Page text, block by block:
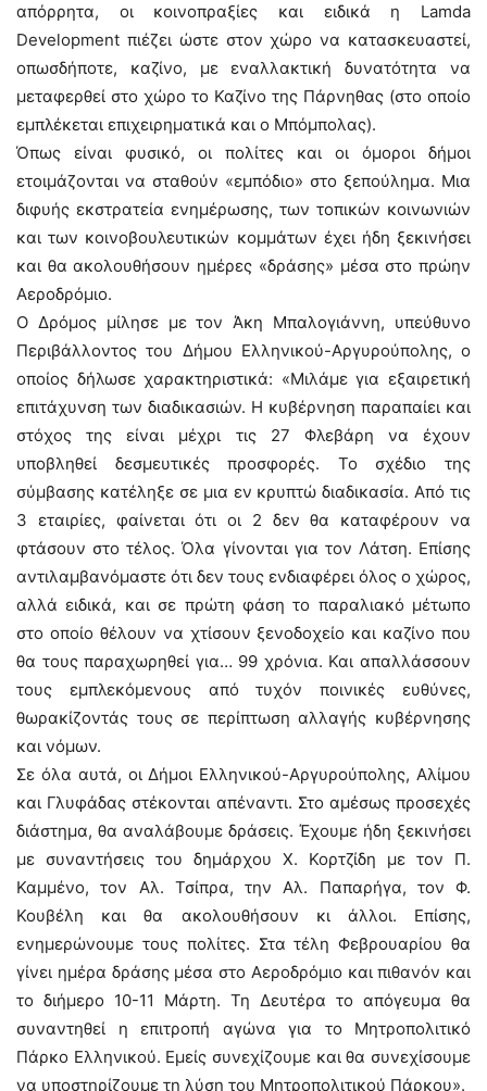
απόρρητα, οι κοινοπραξίες και ειδικά η Lamda
Development πιέζει ώστε στον χώρο να κατασκευαστεί,
οπωσδήποτε, καζίνο, με εναλλακτική δυνατότητα να
μεταφερθεί στο χώρο το Καζίνο της Πάρνηθας (στο οποίο
εμπλέκεται επιχειρηματικά και ο Μπόμπολας).
Όπως είναι φυσικό, οι πολίτες και οι όμοροι δήμοι
ετοιμάζονται να σταθούν «εμπόδιο» στο ξεπούλημα. Μια
διφυής εκστρατεία ενημέρωσης, των τοπικών κοινωνιών
και των κοινοβουλευτικών κομμάτων έχει ήδη ξεκινήσει
και θα ακολουθήσουν ημέρες «δράσης» μέσα στο πρώην
Αεροδρόμιο.
Ο Δρόμος μίλησε με τον Άκη Μπαλογιάννη, υπεύθυνο
Περιβάλλοντος του Δήμου Ελληνικού-Αργυρούπολης, ο
οποίος δήλωσε χαρακτηριστικά: «Μιλάμε για εξαιρετική
επιτάχυνση των διαδικασιών. Η κυβέρνηση παραπαίει και
στόχος της είναι μέχρι τις 27 Φλεβάρη να έχουν
υποβληθεί δεσμευτικές προσφορές. Το σχέδιο της
σύμβασης κατέληξε σε μια εν κρυπτώ διαδικασία. Από τις
3 εταιρίες, φαίνεται ότι οι 2 δεν θα καταφέρουν να
φτάσουν στο τέλος. Όλα γίνονται για τον Λάτση. Επίσης
αντιλαμβανόμαστε ότι δεν τους ενδιαφέρει όλος ο χώρος,
αλλά ειδικά, και σε πρώτη φάση το παραλιακό μέτωπο
στο οποίο θέλουν να χτίσουν ξενοδοχείο και καζίνο που
θα τους παραχωρηθεί για… 99 χρόνια. Και απαλλάσσουν
τους εμπλεκόμενους από τυχόν ποινικές ευθύνες,
θωρακίζοντάς τους σε περίπτωση αλλαγής κυβέρνησης
και νόμων.
Σε όλα αυτά, οι Δήμοι Ελληνικού-Αργυρούπολης, Αλίμου
και Γλυφάδας στέκονται απέναντι. Στο αμέσως προσεχές
διάστημα, θα αναλάβουμε δράσεις. Έχουμε ήδη ξεκινήσει
με συναντήσεις του δημάρχου Χ. Κορτζίδη με τον Π.
Καμμένο, τον Αλ. Τσίπρα, την Αλ. Παπαρήγα, τον Φ.
Κουβέλη και θα ακολουθήσουν κι άλλοι. Επίσης,
ενημερώνουμε τους πολίτες. Στα τέλη Φεβρουαρίου θα
γίνει ημέρα δράσης μέσα στο Αεροδρόμιο και πιθανόν και
το διήμερο 10-11 Μάρτη. Τη Δευτέρα το απόγευμα θα
συναντηθεί η επιτροπή αγώνα για το Μητροπολιτικό
Πάρκο Ελληνικού. Εμείς συνεχίζουμε και θα συνεχίσουμε
να υποστηρίζουμε τη λύση του Μητροπολιτικού Πάρκου».